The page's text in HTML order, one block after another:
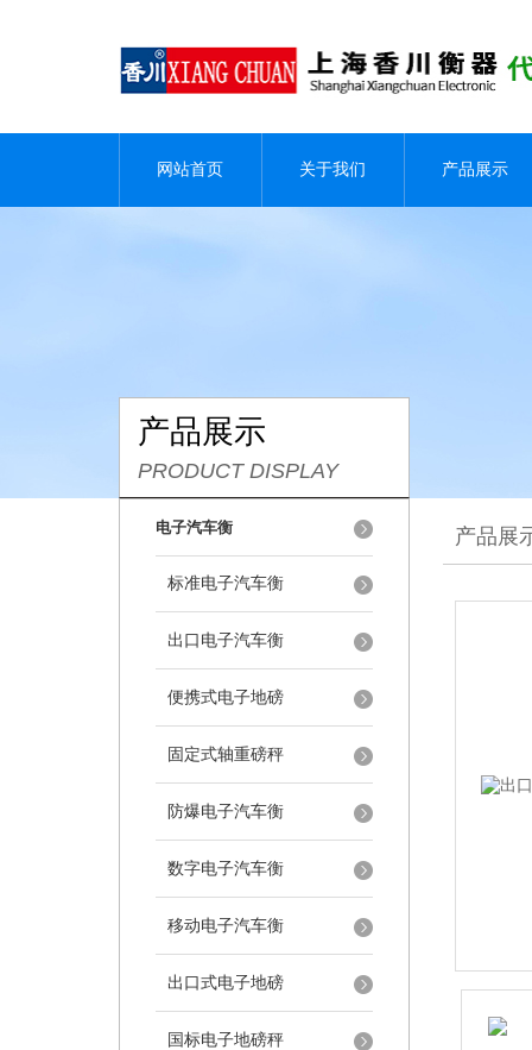
网站首页 关于我们 产品展示
产品展示
PRODUCT DISPLAY
电子汽车衡
标准电子汽车衡
出口电子汽车衡
便携式电子地磅
固定式轴重磅秤
防爆电子汽车衡
数字电子汽车衡
移动电子汽车衡
出口式电子地磅
国标电子地磅秤
产品展